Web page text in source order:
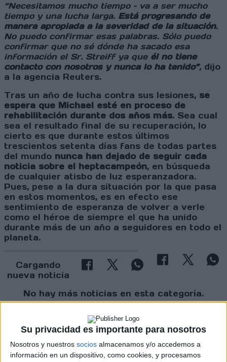
Su privacidad es importante para nosotros
Nosotros y nuestros socios almacenamos y/o accedemos a
información en un dispositivo, como cookies, y procesamos
“Necesitamos mucho tiempo – va a ser mucho
tiempo y una lucha larga. Está progresando de
manera apropiada a la severidad de la situación.
No puedo confirmar esas palabras. Sólo puedo
confirmar que no sé dónde ha sacado esa
información el Sr. Streiff ya que él no tiene
contacto con nosotros y nunca lo ha tenido”, dijo
a la agencia Reuters.
Tras un año de lucha contra sus lesiones, se
espera que Michael esté en proceso de
rehabilitación durante dos años más. Sea cual
sea el resultado final de su recuperación, lo
cierto es que durante estos últimos
trescientos setenta días fans de todas partes
del mundo nunca han dejado de seguir cada
noticia sobre el heptacampeón, en búsqueda
de cualquier atisbo de luz esperanzadora.
Pues, pese a la dura situación por la que pasa
en estos momentos, es en efecto ese
sentimiento de esperanza de volver a verle
como el héroe de siempre el que ha unido
durante más de un año a seguidores en todo el
planeta.
Cargando
nueva noticia
No hay más noticias en esta categoría.